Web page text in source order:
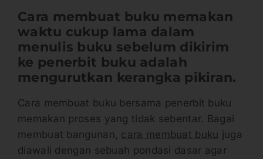
Cara membuat buku memakan
waktu cukup lama dalam
menulis buku sebelum dikirim
ke penerbit buku adalah
mengurutkan kerangka pikiran.
Cara membuat buku bersama penerbit buku
memakan proses yang tidak sebentar. Bagai
membuat bangunan, c ara membuat buku juga
diawali dengan sebuah pondasi dasar agar